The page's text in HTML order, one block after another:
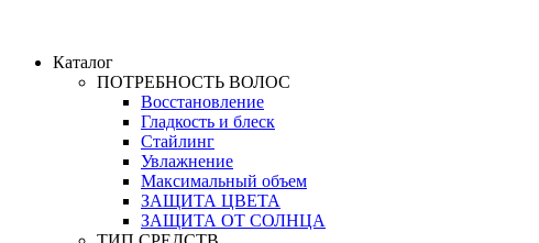
Каталог
ПОТРЕБНОСТЬ ВОЛОС
Восстановление
Гладкость и блеск
Стайлинг
Увлажнение
Максимальный объем
ЗАЩИТА ЦВЕТА
ЗАЩИТА ОТ СОЛНЦА